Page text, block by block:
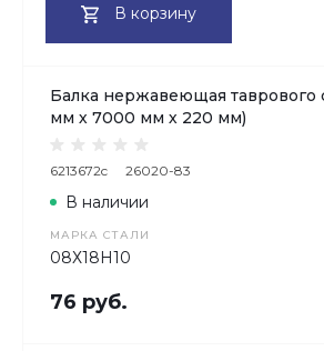
В корзину
Балка нержавеющая таврового
мм х 7000 мм х 220 мм)
6213672c 26020-83
МАРКА СТАЛИ
08Х18H10
В наличии
76 руб.